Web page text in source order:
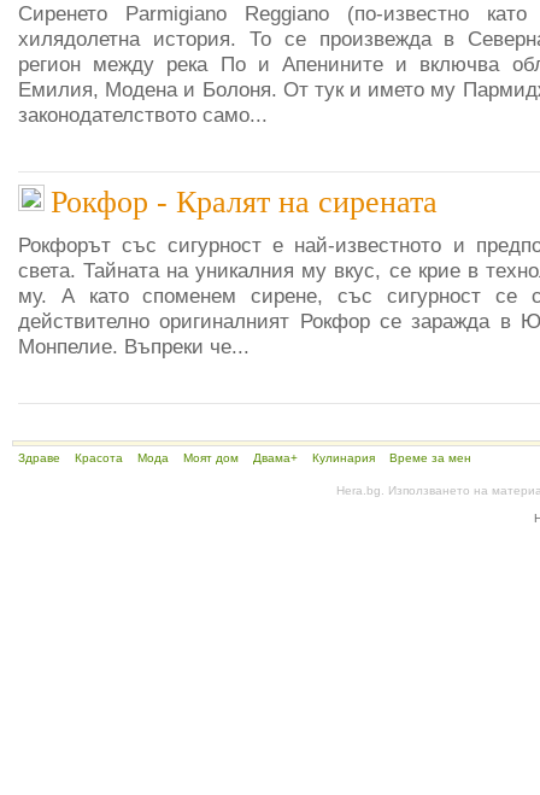
Сиренето Parmigiano Reggiano (по-известно
хилядолетна история. То се произвежда в
регион между река По и Апенините и включва
Емилия, Модена и Болоня. От тук и името му
законодателството само...
Рокфор - Кралят на сирената
Рокфорът със сигурност е най-известното и
света. Тайната на уникалния му вкус, се крие в
му. А като споменем сирене, със сигурност
действително оригиналният Рокфор се заражда в
Монпелие. Въпреки че...
Здраве Красота Мода Моят дом Двама+ Кулинария Време за мен
Hera.bg. Използването на